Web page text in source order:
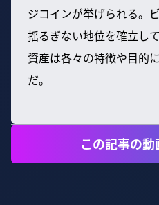
ジコインが挙げられる。
揺るぎない地位を確立し
資産は各々の特徴や目的
だ。
この記事の